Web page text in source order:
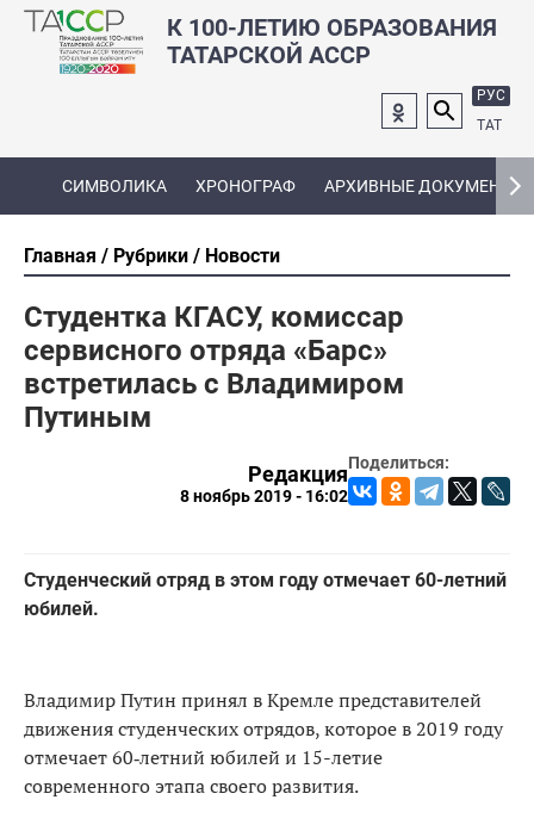
К 100-ЛЕТИЮ ОБРАЗОВАНИЯ
ТАТАРСКОЙ АССР
РУС
ТАТ
СИМВОЛИКА ХРОНОГРАФ АРХИВНЫЕ ДОКУМЕНТЫ
Главная Рубрики Новости
Студентка КГАСУ, комиссар
сервисного отряда «Барс»
встретилась с Владимиром
Путиным
Поделиться:
Редакция
8 ноябрь 2019 - 16:02
Студенческий отряд в этом году отмечает 60-летний
юбилей.
Владимир Путин принял в Кремле представителей
движения студенческих отрядов, которое в 2019 году
отмечает 60‑летний юбилей и 15-летие
современного этапа своего развития.